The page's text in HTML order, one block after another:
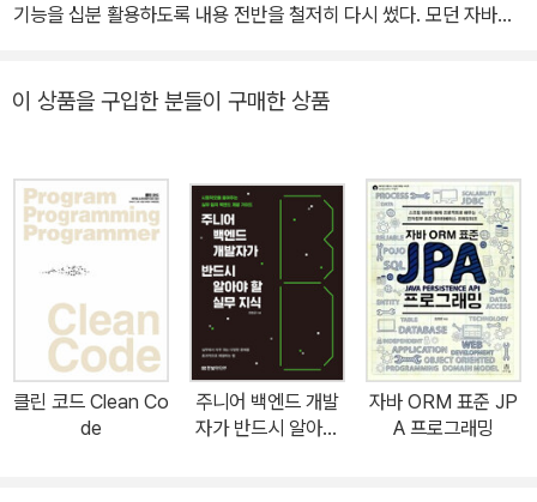
기능을 십분 활용하도록 내용 전반을 철저히 다시 썼다. 모던 자바가
3판에는 자바 7, 8, 9에서 자바 언어와 라이브러리에 추가된 특성들
함수형 프로그래밍 요소도 자세히 알아본다. 람다(lambda)와 스트
림(stream)만을 다룬 장을 포함하여 새로운 아이템도 많이 추가되었
다. 새롭게 다루는 주제들 • 함수형 인터페이스, 람다식, 메서드 참조,
스트림 • 인터페이스의 디폴트 메서드와 정적 메서드 • 제네릭 타입
에서의 다이아몬드 연산자를 포함한 타입 추론 • @SafeVarargs 애
너테이션 • try-with-resources 문 • Optional 인터페이스, java.
time, 컬렉션의 편의 팩터리 메서드 등의 새로운 라이브러리 기능
"고급 자바 개발자로 거듭나고 싶은 분들이라면 꼭 보길 바라며, 대세
이 상품을 구입한 분들이 구매한 상품
클린 코드 Clean Co
de
주니어 백엔드 개발
자가 반드시 알아야
자바 ORM 표준 JP
A 프로그래밍